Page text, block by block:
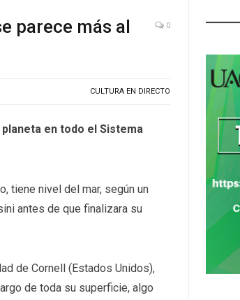
parece más al
0
CULTURA EN DIRECTO
en todo el Sistema
tiene nivel del mar, según un
antes de que finalizara su
de Cornell (Estados Unidos),
de toda su superficie, algo